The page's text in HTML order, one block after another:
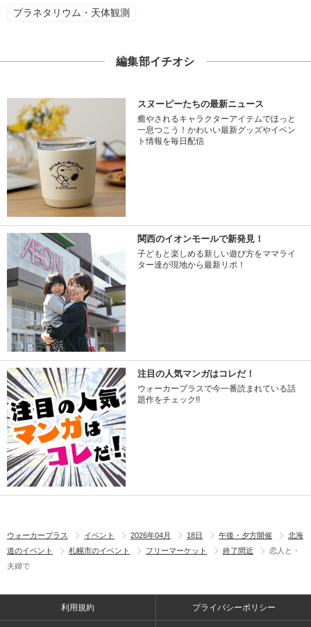
プラネタリウム・天体観測
編集部イチオシ
スヌーピーたちの最新ニュース
癒やされるキャラクターアイテムでほっと
一息つこう！かわいい最新グッズやイベン
ト情報を毎日配信
関西のイオンモールで新発見！
子どもと楽しめる新しい遊び方をママライ
ター達が現地から最新リポ！
注目の人気マンガはコレだ！
ウォーカープラスで今一番読まれている話
題作をチェック!!
ウォーカープラス イベント 2026年04月 18日 午後・夕方開催
北海
道のイベント
札幌市のイベント フリーマーケット 終了間近
恋人と・
夫婦で
利用規約 プライバシーポリシー